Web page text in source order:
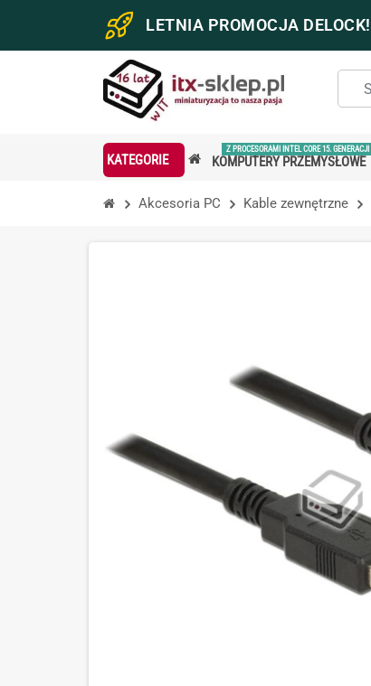
LETNIA PROMOCJA DELOCK!
KATEGORIE KOMPUTERY PRZEMYSŁOWE
Z PROCESORAMI INTEL CORE 15. GENERACJI
Akcesoria PC Kable zewnętrzne